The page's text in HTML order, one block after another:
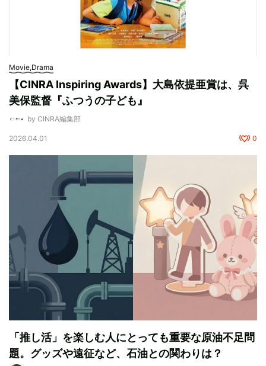
Movie,Drama
【CINRA Inspiring Awards】大島依提亜賞は、呉
美保監督『ふつうの子ども』
by CINRA編集部
2026.04.01 0
「推し活」を楽しむ人にとっても重要な原油不足問
題。グッズや遠征など、石油との関わりは？